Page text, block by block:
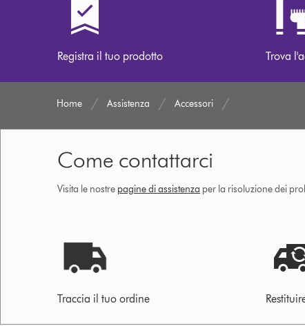
Registra il tuo prodotto Trova
Home Assistenza Accessori
Come contattarci
Visita le nostre pagine di assistenza per la risoluzione dei
Traccia il tuo ordine